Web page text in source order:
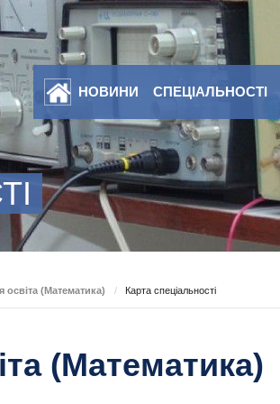
НОВИНИ СПЕЦІАЛЬНОСТІ
освіта (Математика) / Карта спеціальності
(Математика)